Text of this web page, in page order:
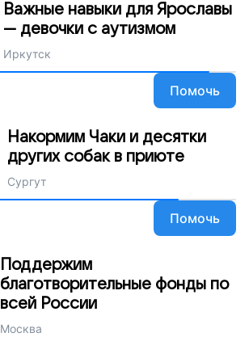
Важные навыки для Ярославы
— девочки с аутизмом
Иркутск
Помочь
Накормим Чаки и десятки
других собак в приюте
Сургут
Помочь
Поддержим
благотворительные фонды по
всей России
Москва